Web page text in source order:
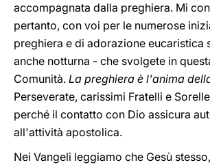
accompagnata dalla preghiera. Mi
pertanto, con voi per le numerose
preghiera e di adorazione eucaristica
anche notturna - che svolgete in
Comunità. La preghiera è l'anima
Perseverate, carissimi Fratelli e
perché il contatto con Dio assicura
all'attività apostolica.
Nei Vangeli leggiamo che Gesù